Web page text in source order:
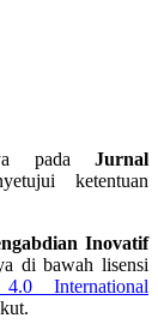
pada Jurnal
ketentuan
Inovatif
di bawah lisensi
International